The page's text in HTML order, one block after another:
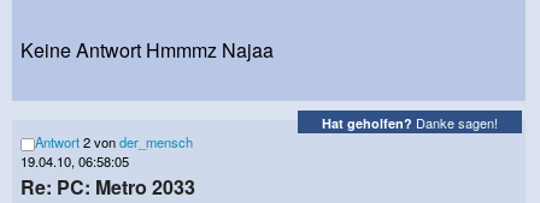
Keine Antwort Hmmmz Najaa
Hat geholfen? Danke sagen!
Antwort2 vonder_mensch
19.04.10, 06:58:05
Re: PC: Metro 2033